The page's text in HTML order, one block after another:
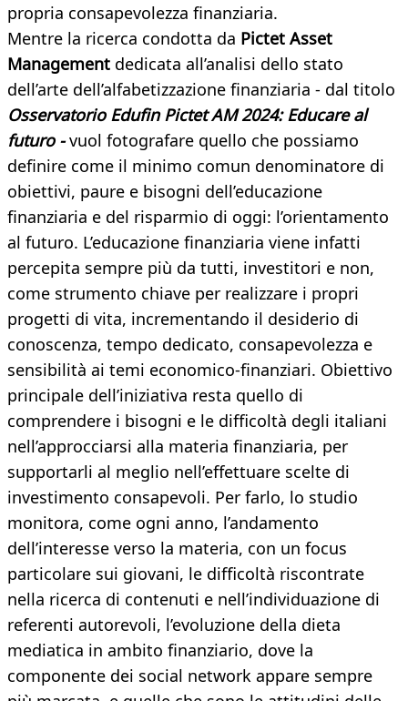
propria consapevolezza finanziaria.
Mentre la ricerca condotta da Pictet Asset
Management dedicata all’analisi dello stato
dell’arte dell’alfabetizzazione finanziaria - dal titolo
Osservatorio Edufin Pictet AM 2024: Educare al
futuro -vuol fotografare quello che possiamo
definire come il minimo comun denominatore di
obiettivi, paure e bisogni dell’educazione
finanziaria e del risparmio di oggi: l’orientamento
al futuro. L’educazione finanziaria viene infatti
percepita sempre più da tutti, investitori e non,
come strumento chiave per realizzare i propri
progetti di vita, incrementando il desiderio di
conoscenza, tempo dedicato, consapevolezza e
sensibilità ai temi economico-finanziari. Obiettivo
principale dell’iniziativa resta quello di
comprendere i bisogni e le difficoltà degli italiani
nell’approcciarsi alla materia finanziaria, per
supportarli al meglio nell’effettuare scelte di
investimento consapevoli. Per farlo, lo studio
monitora, come ogni anno, l’andamento
dell’interesse verso la materia, con un focus
particolare sui giovani, le difficoltà riscontrate
nella ricerca di contenuti e nell’individuazione di
referenti autorevoli, l’evoluzione della dieta
mediatica in ambito finanziario, dove la
componente dei social network appare sempre